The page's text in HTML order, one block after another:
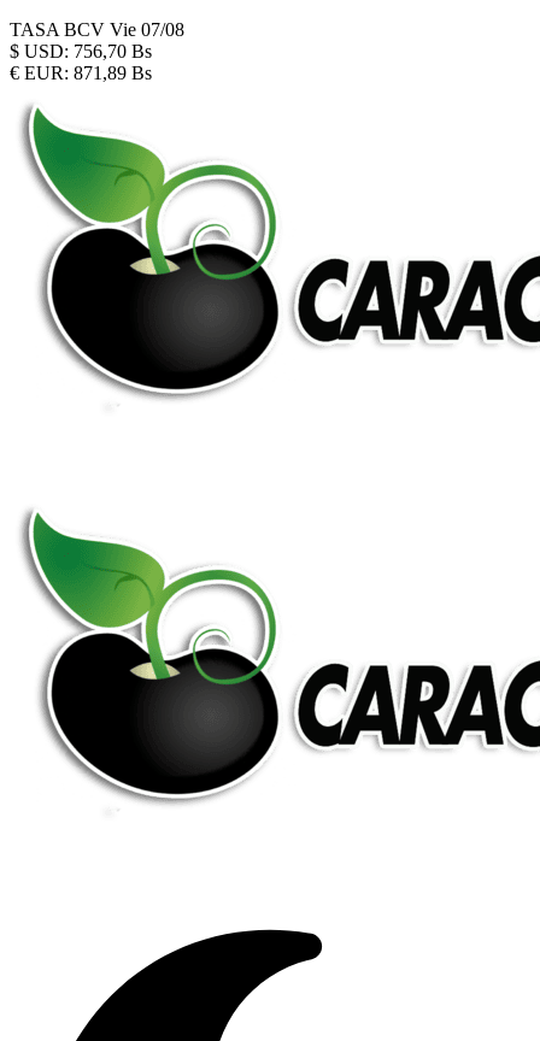
TASA BCV Vie 07/08
$ USD: 756,70 Bs
€ EUR: 871,89 Bs